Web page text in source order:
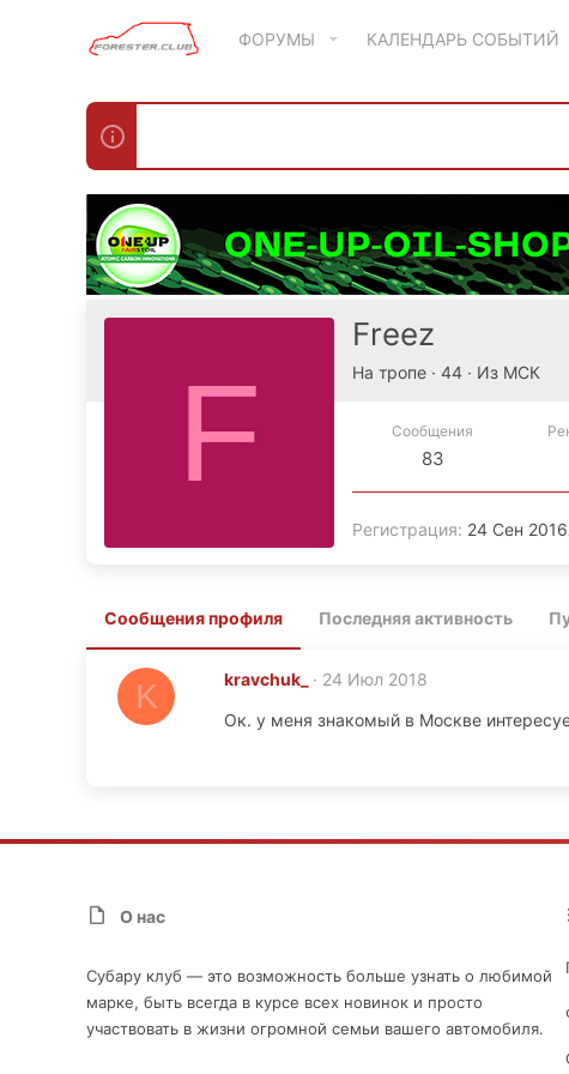
ФОРУМЫ КАЛЕНДАРЬ СОБЫТИЙ
F
Freez
На тропе · 44 · Из МСК
Сообщения
83
Регистрация 24 Сен 2016
Сообщения профиля Последняя активность
K kravchuk_
24 Июл 2018
Ок. у меня знакомый в Москве
О нас
Субару клуб — это возможность больше узнать о любимой
марке, быть всегда в курсе всех новинок и просто
участвовать в жизни огромной семьи вашего автомобиля.